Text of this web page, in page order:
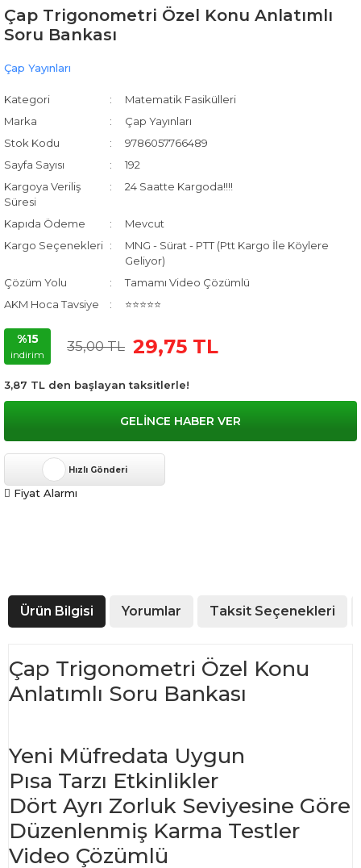
Çap Trigonometri Özel Konu Anlatımlı
Soru Bankası
Çap Yayınları
Kategori
Matematik Fasikülleri
Marka
Çap Yayınları
Stok Kodu
9786057766489
Sayfa Sayısı
192
Kargoya Veriliş
Süresi
24 Saatte Kargoda!!!!
Kapıda Ödeme
Mevcut
Kargo Seçenekleri
MNG - Sürat - PTT (Ptt Kargo İle Köylere
Geliyor)
Çözüm Yolu
Tamamı Video Çözümlü
AKM Hoca Tavsiye
⭐⭐⭐⭐⭐
%15
indirim
35,00 TL 29,75 TL
3,87 TL den başlayan taksitlerle!
GELİNCE HABER VER
Hızlı Gönderi
Fiyat Alarmı
Ürün Bilgisi Yorumlar Taksit Seçenekleri
Çap Trigonometri Özel Konu
Anlatımlı Soru Bankası
Yeni Müfredata Uygun
Pısa Tarzı Etkinlikler
Dört Ayrı Zorluk Seviyesine Göre
Düzenlenmiş Karma Testler
Video Çözümlü